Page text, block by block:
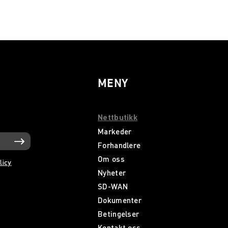
MENY
Nettbutikk
Markeder
Forhandlere
Om oss
Nyheter
SD-WAN
Dokumenter
Betingelser